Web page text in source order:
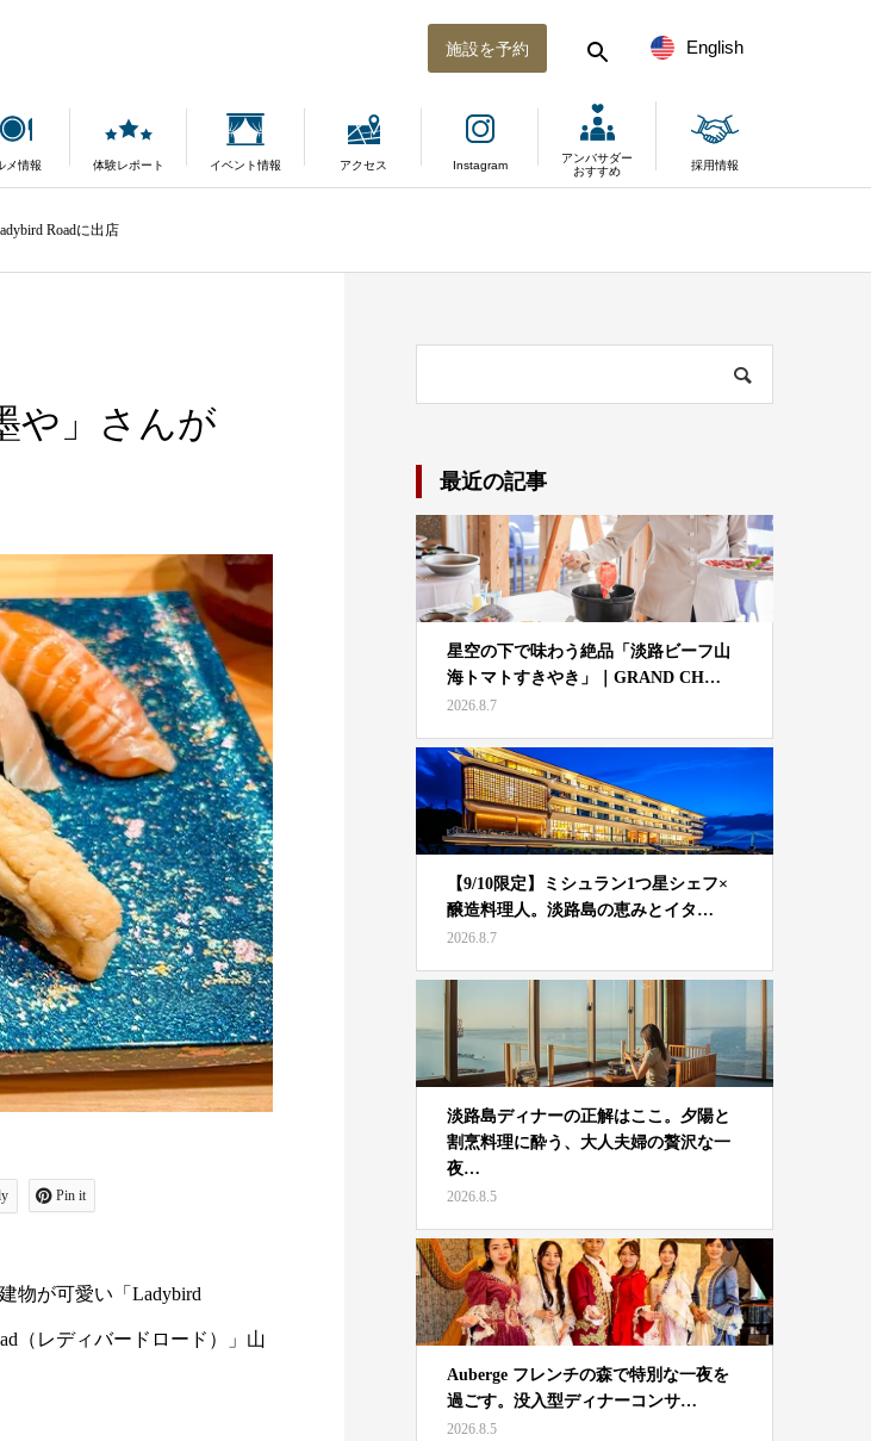
English
施設を予約
メ情報 体験レポート イベント情報 アクセス Instagram
アンバサダー
おすすめ
採用情報
Roadに出店
や」さんが
Pin it
物が可愛い「Ladybird
（レディバードロード）」山
最近の記事
星空の下で味わう絶品「淡路ビーフ山
海トマトすきやき」｜GRAND CH…
2026.8.7
【9/10限定】ミシュラン1つ星シェフ×
醸造料理人。淡路島の恵みとイタ…
2026.8.7
淡路島ディナーの正解はここ。夕陽と
割烹料理に酔う、大人夫婦の贅沢な一
夜…
2026.8.5
Auberge フレンチの森で特別な一夜を
過ごす。没入型ディナーコンサ…
2026.8.5